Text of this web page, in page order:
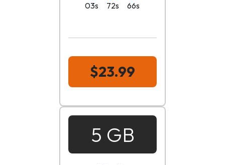
03s
72s 66s
$23.99
5 GB